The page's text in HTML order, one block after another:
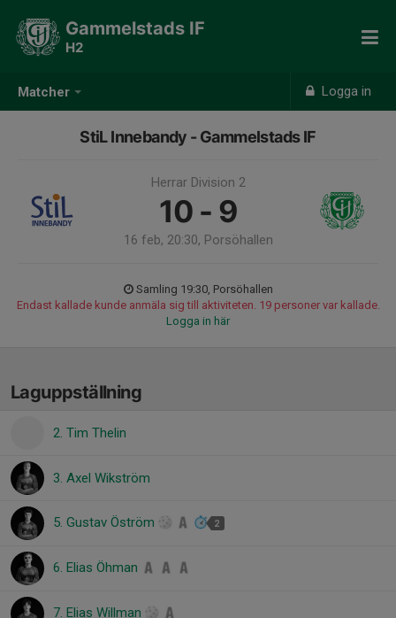
Matcher Logga in
Gammelstads IF
H2
StiL Innebandy - Gammelstads IF
Herrar Division 2
10 - 9
16 feb, 20:30, Porsöhallen
Samling 19:30, Porsöhallen
Endast kallade kunde anmäla sig till aktiviteten. 19 personer var kallade.
Logga in här
Laguppställning
2. Tim Thelin
3. Axel Wikström
5. Gustav Öström 2
6. Elias Öhman
7. Elias Willman